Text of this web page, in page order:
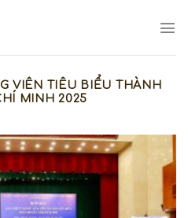
VIÊN TIÊU BIỂU THÀNH
MINH 2025